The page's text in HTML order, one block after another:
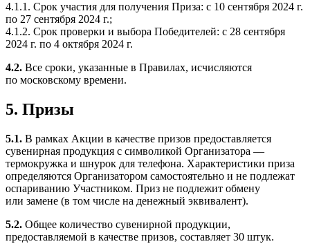
4.1.1. Срок участия для получения Приза: с 10 сентября 2024 г.
по 27 сентября 2024 г.;
4.1.2. Срок проверки и выбора Победителей: с 28 сентября
2024 г. по 4 октября 2024 г.
4.2. Все сроки, указанные в Правилах, исчисляются
по московскому времени.
5. Призы
5.1. В рамках Акции в качестве призов предоставляется
сувенирная продукция с символикой Организатора —
термокружка и шнурок для телефона. Характеристики приза
определяются Организатором самостоятельно и не подлежат
оспариванию Участником. Приз не подлежит обмену
или замене (в том числе на денежный эквивалент).
5.2. Общее количество сувенирной продукции,
предоставляемой в качестве призов, составляет 30 штук.